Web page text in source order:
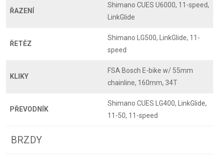
ŘAZENÍ
Shimano CUES U6000, 11-speed,
LinkGlide
ŘETĚZ
Shimano LG500, LinkGlide, 11-
speed
KLIKY
FSA Bosch E-bike w/ 55mm
chainline, 160mm, 34T
PŘEVODNÍK
Shimano CUES LG400, LinkGlide,
11-50, 11-speed
BRZDY